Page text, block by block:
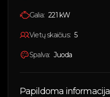
Galia: 221 kW
Vietų skaičius: 5
Spalva: Juoda
Papildoma informacija